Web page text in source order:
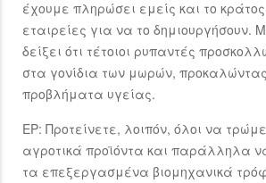
έχουμε πληρώσει εμείς και το κράτος
εταιρείες για να το δημιουργήσουν.
δείξει ότι τέτοιοι ρυπαντές
στα γονίδια των μωρών,
προβλήματα υγείας.
ΕΡ: Προτείνετε, λοιπόν, όλοι να
αγροτικά προϊόντα και παράλληλα
τα επεξεργασμένα βιομηχανικά